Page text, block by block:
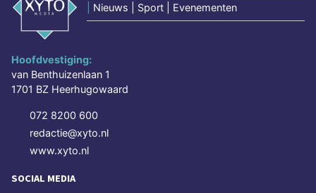
Nieuws | Sport | Evenementen
Hoofdvestiging:
van Benthuizenlaan 1
1701 BZ Heerhugowaard
072 8200 600
redactie@xyto.nl
www.xyto.nl
SOCIAL MEDIA